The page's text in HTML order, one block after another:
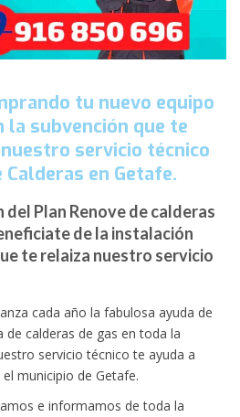
tu nuevo equipo
la subvención que te
servicio técnico
Calderas en Getafe.
Plan Renove de calderas
de la instalación
te relaiza nuestro servicio
cada año la fabulosa ayuda de
calderas de gas en toda la
servicio técnico te ayuda a
municipio de Getafe.
e informamos de toda la